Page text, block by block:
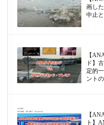
画し
中止
【
ド】
定的
ント
【
ト】